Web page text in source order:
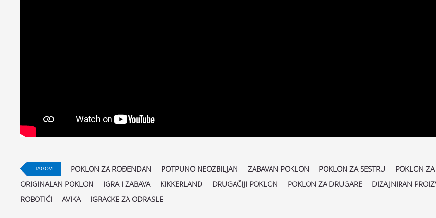
TAGOVI POKLON ZA ROĐENDAN POTPUNO NEOZBILJAN ZABAVAN POKLON POKLON ZA SESTRU
POKLON ZA
ORIGINALAN POKLON
IGRA I ZABAVA KIKKERLAND DRUGAČIJI POKLON POKLON ZA DRUGARE
DIZAJNIRAN
ROBOTIĆI
AVIKA IGRACKE ZA ODRASLE